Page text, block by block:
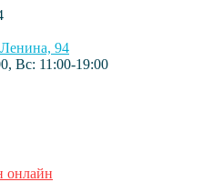
94
Вс: 11:00-19:00